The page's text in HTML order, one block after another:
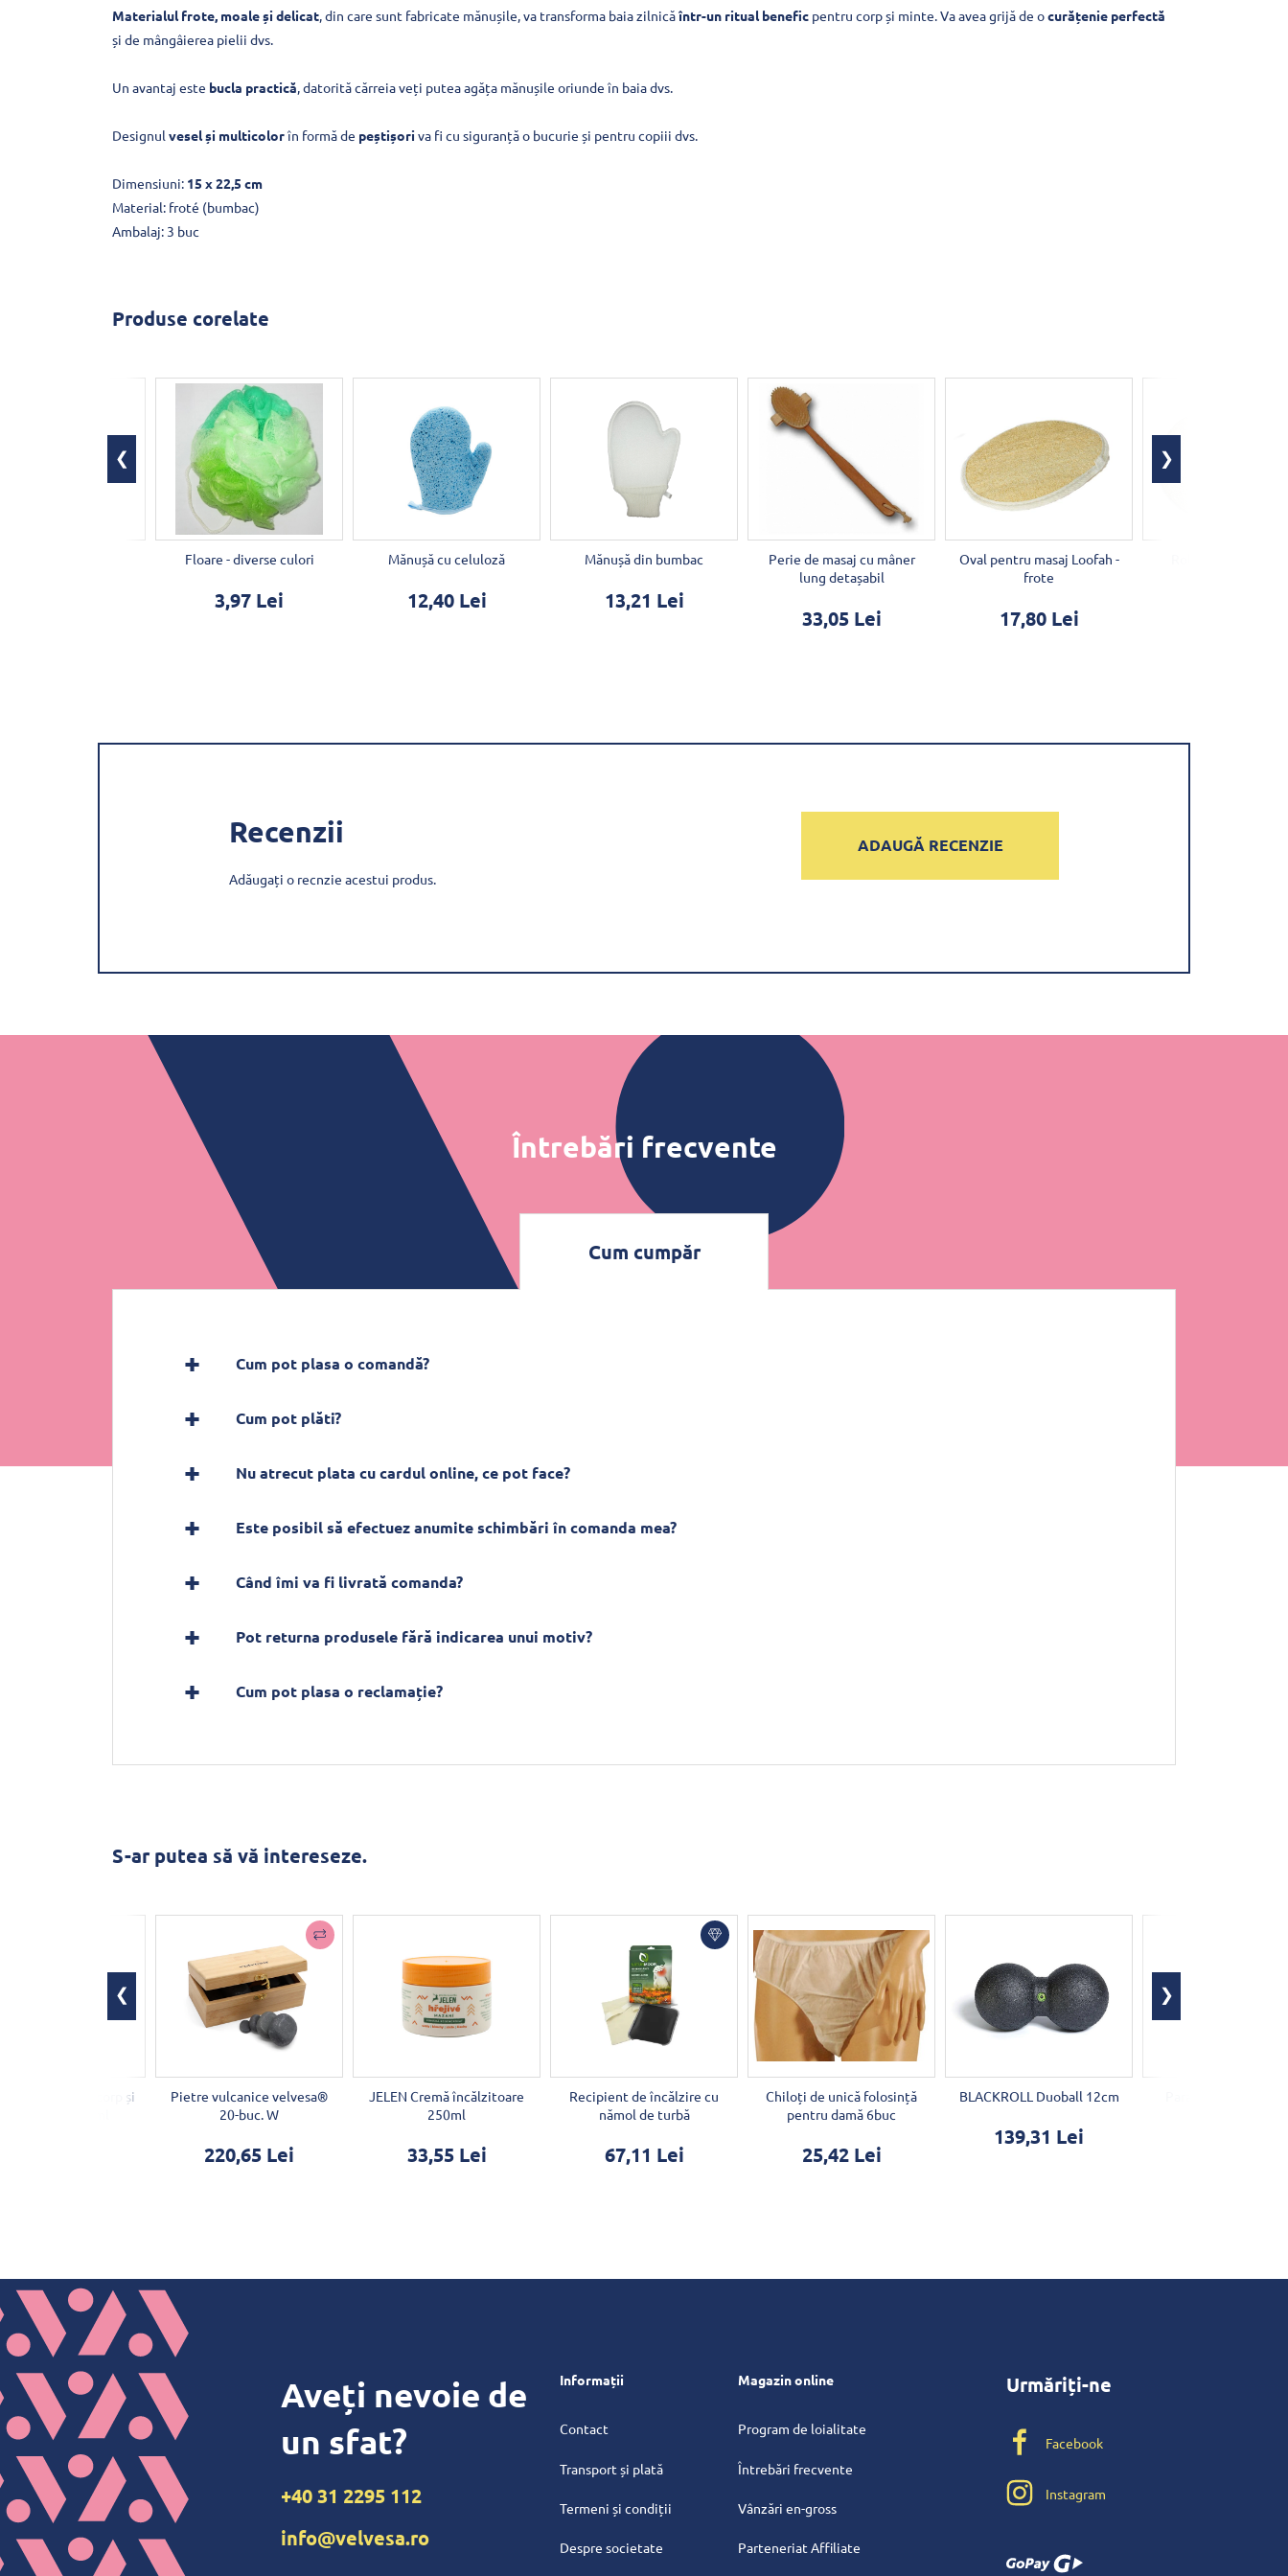
Materialul frote, moale și delicat, din care sunt fabricate mănușile, va transforma baia zilnicăîntr-un ritual benefic pentru corp și minte. Va avea grijă de ocurățenie perfectă
și de mângâierea pielii dvs.
Un avantaj este bucla practică, datorită cărreia veți putea agăța mănușile oriunde în baia dvs.
Designul vesel și multicolorîn formă de peștișoriva fi cu siguranță o bucurie și pentru copiii dvs.
Dimensiuni: 15 x 22,5 cm
Material: froté (bumbac)
Ambalaj: 3 buc
Produse corelate
Floare - diverse culori
3,97 Lei
Mănușă cu celuloză
12,40 Lei
Mănușă din bumbac
13,21 Lei
Perie de masaj cu mâner
lung detașabil
33,05 Lei
Oval pentru masaj Loofah -
frote
17,80 Lei
Recenzii
Adăugați o recnzie acestui produs.
ADAUGĂ RECENZIE
Întrebări frecvente
Cum cumpăr
Cum pot plasa o comandă?
Cum pot plăti?
Nu atrecut plata cu cardul online, ce pot face?
Este posibil să efectuez anumite schimbări în comanda mea?
Când îmi va fi livrată comanda?
Pot returna produsele fără indicarea unui motiv?
Cum pot plasa o reclamație?
S-ar putea să vă intereseze.
masaj pentru corp și
Pietre vulcanice velvesa®
20-buc. W
220,65 Lei
JELEN Cremă încălzitoare
250ml
33,55 Lei
Recipient de încălzire cu
nămol de turbă
67,11 Lei
Chiloți de unică folosință
pentru damă 6buc
25,42 Lei
BLACKROLL Duoball 12cm
139,31 Lei
Aveți nevoie de
un sfat?
+40 31 2295 112
info@velvesa.ro
Informații
Contact
Transport și plată
Termeni și condiții
Despre societate
Magazin online
Program de loialitate
Întrebări frecvente
Vânzări en-gross
Parteneriat Affiliate
Urmăriți-ne
Facebook
Instagram